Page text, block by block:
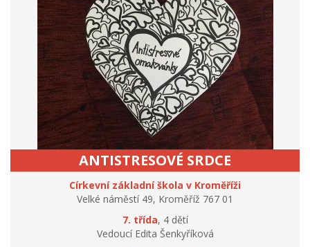
ANTISTRESOVÉ SRDCE
Církevní základní škola v Kroměříži
Velké náměstí 49, Kroměříž 767 01
7. třída, 4 dětí
Vedoucí Edita Šenkyříková